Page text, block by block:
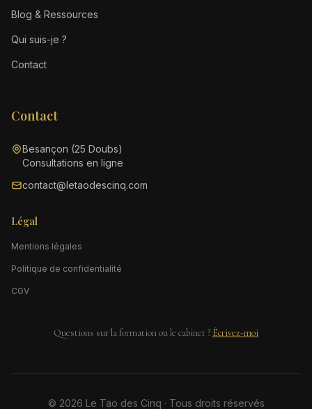
Blog & Ressources
Qui suis-je ?
Contact
Contact
Besançon (25 Doubs)
Consultations en ligne
contact@letaodescinq.com
Légal
Mentions légales
Politique de confidentialité
CGV
Questions sur la formation ou le cabinet ? Écrivez-moi
© 2026 Le Tao des Cinq · Tous droits réservés